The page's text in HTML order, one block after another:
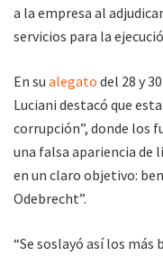
a la empresa al
servicios para la
En su alegato del 28 y
Luciani destacó que
corrupción”, donde los
una falsa apariencia de
en un claro objetivo:
Odebrecht”.
“Se soslayó así los más